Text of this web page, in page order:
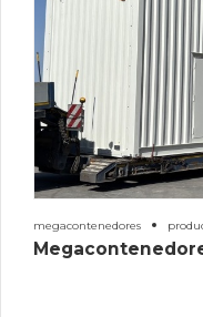
megacontenedores